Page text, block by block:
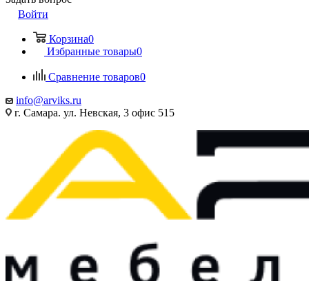
Войти
Корзина0
Избранные товары0
Сравнение товаров0
info@arviks.ru
г. Самара. ул. Невская, 3 офис 515